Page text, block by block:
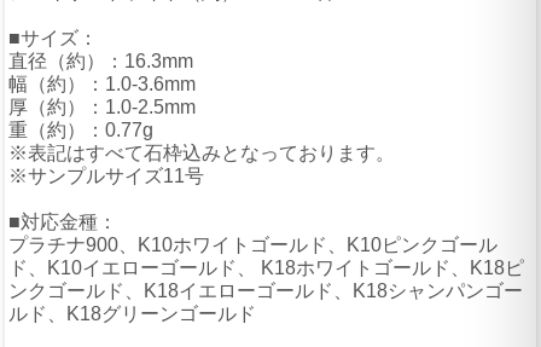
■サイズ：
直径（約）：16.3mm
幅（約）：1.0-3.6mm
厚（約）：1.0-2.5mm
重（約）：0.77g
※表記はすべて石枠込みとなっております。
※サンプルサイズ11号
■対応金種：
プラチナ900、K10ホワイトゴールド、K10ピンクゴール
ド、K10イエローゴールド、 K18ホワイトゴールド、K18ピ
ンクゴールド、K18イエローゴールド、K18シャンパンゴー
ルド、K18グリーンゴールド